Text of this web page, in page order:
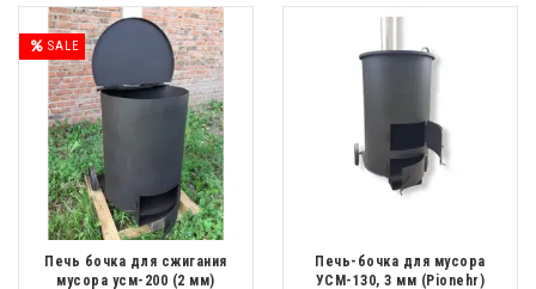
SALE
Печь бочка для сжигания
мусора усм-200 (2 мм)
Печь-бочка для мусора
УСМ-130, 3 мм (Pionehr)